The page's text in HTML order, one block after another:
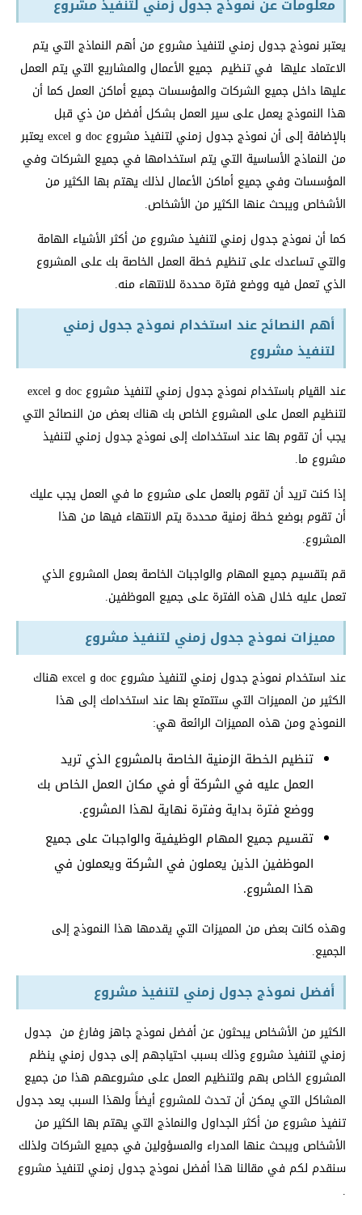
معلومات عن نموذج جدول زمني لتنفيذ مشروع
يعتبر نموذج جدول زمني لتنفيذ مشروع من أهم النماذج التي يتم
الاعتماد عليها في تنظيم جميع الأعمال والمشاريع التي يتم العمل
عليها داخل جميع الشركات والمؤسسات جميع أماكن العمل كما أن
هذا النموذج يعمل على سير العمل بشكل أفضل من ذي قبل
بالإضافة إلى أن نموذج جدول زمني لتنفيذ مشروع doc و excel يعتبر
من النماذج الأساسية التي يتم استخدامها في جميع الشركات وفي
المؤسسات وفي جميع أماكن الأعمال لذلك يهتم بها الكثير من
الأشخاص ويبحث عنها الكثير من الأشخاص.
كما أن نموذج جدول زمني لتنفيذ مشروع من أكثر الأشياء الهامة
والتي تساعدك على تنظيم خطة العمل الخاصة بك على المشروع
الذي تعمل فيه ووضع فترة محددة للانتهاء منه.
أهم النصائح عند استخدام نموذج جدول زمني
لتنفيذ مشروع
عند القيام باستخدام نموذج جدول زمني لتنفيذ مشروع doc و excel
لتنظيم العمل على المشروع الخاص بك هناك بعض من النصائح التي
يجب أن تقوم بها عند استخدامك إلى نموذج جدول زمني لتنفيذ
مشروع ما.
إذا كنت تريد أن تقوم بالعمل على مشروع ما في العمل يجب عليك
أن تقوم بوضع خطة زمنية محددة يتم الانتهاء فيها من هذا
المشروع.
قم بتقسيم جميع المهام والواجبات الخاصة بعمل المشروع الذي
تعمل عليه خلال هذه الفترة على جميع الموظفين.
مميزات نموذج جدول زمني لتنفيذ مشروع
عند استخدام نموذج جدول زمني لتنفيذ مشروع doc و excel هناك
الكثير من المميزات التي ستتمتع بها عند استخدامك إلى هذا
النموذج ومن هذه المميزات الرائعة هي:
تنظيم الخطة الزمنية الخاصة بالمشروع الذي تريد
العمل عليه في الشركة أو في مكان العمل الخاص بك
ووضع فترة بداية وفترة نهاية لهذا المشروع.
تقسيم جميع المهام الوظيفية والواجبات على جميع
الموظفين الذين يعملون في الشركة ويعملون في
هذا المشروع.
وهذه كانت بعض من المميزات التي يقدمها هذا النموذج إلى
الجميع.
أفضل نموذج جدول زمني لتنفيذ مشروع
الكثير من الأشخاص يبحثون عن أفضل نموذج جاهز وفارغ من جدول
زمني لتنفيذ مشروع وذلك بسبب احتياجهم إلى جدول زمني ينظم
المشروع الخاص بهم ولتنظيم العمل على مشروعهم هذا من جميع
المشاكل التي يمكن أن تحدث للمشروع أيضاً ولهذا السبب يعد جدول
تنفيذ مشروع من أكثر الجداول والنماذج التي يهتم بها الكثير من
الأشخاص ويبحث عنها المدراء والمسؤولين في جميع الشركات ولذلك
سنقدم لكم في مقالنا هذا أفضل نموذج جدول زمني لتنفيذ مشروع
.